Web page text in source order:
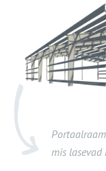
mis lasevad